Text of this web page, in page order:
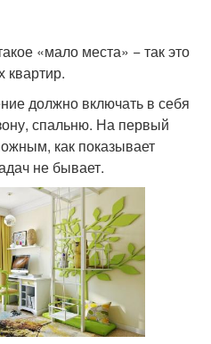
«мало места» − так это
квартир.
должно включать в себя
спальню. На первый
как показывает
не бывает.